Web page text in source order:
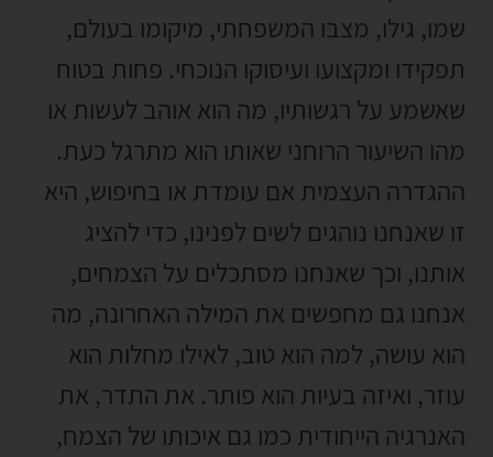
שמו, גילו, מצבו המשפחתי, מיקומו בעולם,
תפקידו ומקצועו ועיסוקו הנוכחי. פחות בטוח
שאשמע על רגשותיו, מה הוא אוהב לעשות או
מהו השיעור הרוחני שאותו הוא מתרגל כעת.
ההגדרה העצמית אם עומדת או בחיפוש, היא
זו שאנחנו נוהגים לשים לפנינו, כדי להציג
אותנו, וכך שאנחנו מסתכלים על הצמחים,
אנחנו גם מחפשים את המילה האחרונה, מה
הוא עושה, למה הוא טוב, לאילו מחלות הוא
עוזר, ואיזה בעיות הוא פותר. את התדר, את
האנרגיה הייחודית כמו גם איכותו של הצמח,